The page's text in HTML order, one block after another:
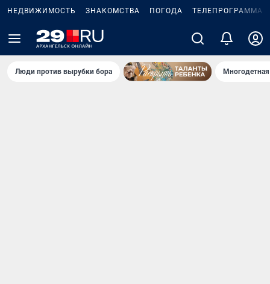
НЕДВИЖИМОСТЬ ЗНАКОМСТВА ПОГОДА ТЕЛЕПРОГРАММА
Люди против вырубки бора